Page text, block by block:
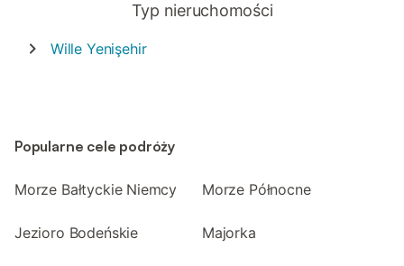
Typ nieruchomości
Wille Yenişehir
Popularne cele podróży
Morze Bałtyckie Niemcy Morze Północne
Jezioro Bodeńskie Majorka